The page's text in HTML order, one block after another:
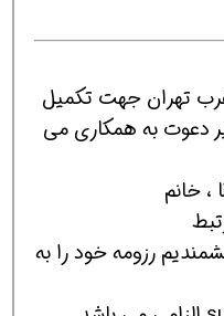
تهران جهت تکمیل
دعوت به همکاری می
خانم
رزومه خود را به